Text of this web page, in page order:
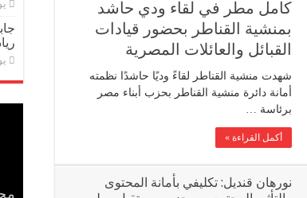
كامل مطر في لقاء ودي حاشد
بمنشية القناطر بحضور قيادات
القبائل والعائلات المصرية
شهدت منشية القناطر لقاءً وديًا حاشدًا نظمته
أمانة دائرة منشية القناطر بحزب أبناء مصر
برئاسة …
أكمل القراءة »
نورهان قنديل: تكليفي بأمانة المحتوى